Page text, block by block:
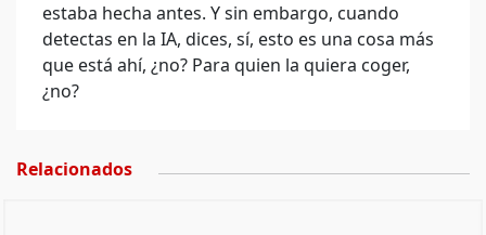
estaba hecha antes. Y sin embargo, cuando
detectas en la IA, dices, sí, esto es una cosa más
que está ahí, ¿no? Para quien la quiera coger,
¿no?
Relacionados